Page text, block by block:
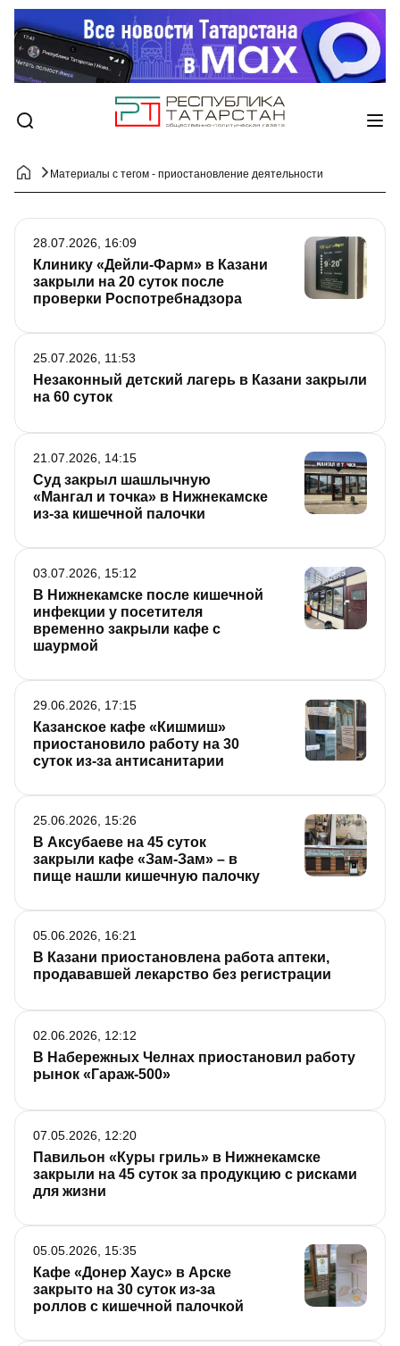
Материалы с тегом - приостановление деятельности
Клинику «Дейли-Фарм» в Казани
закрыли на 20 суток после
проверки Роспотребнадзора
28.07.2026, 16:09
Незаконный детский лагерь в Казани закрыли
на 60 суток
25.07.2026, 11:53
Суд закрыл шашлычную
«Мангал и точка» в Нижнекамске
из-за кишечной палочки
21.07.2026, 14:15
В Нижнекамске после кишечной
инфекции у посетителя
временно закрыли кафе с
шаурмой
03.07.2026, 15:12
Казанское кафе «Кишмиш»
приостановило работу на 30
суток из-за антисанитарии
29.06.2026, 17:15
В Аксубаеве на 45 суток
закрыли кафе «Зам-Зам» – в
пище нашли кишечную палочку
25.06.2026, 15:26
В Казани приостановлена работа аптеки,
продававшей лекарство без регистрации
05.06.2026, 16:21
В Набережных Челнах приостановил работу
рынок «Гараж-500»
02.06.2026, 12:12
Павильон «Куры гриль» в Нижнекамске
закрыли на 45 суток за продукцию с рисками
для жизни
07.05.2026, 12:20
Кафе «Донер Хаус» в Арске
закрыто на 30 суток из-за
роллов с кишечной палочкой
05.05.2026, 15:35